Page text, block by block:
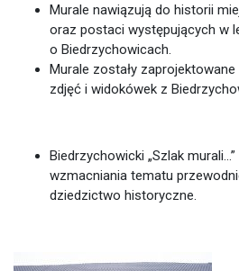
Murale nawiązują do historii
oraz postaci występujących w
o Biedrzychowicach.
Murale zostały
zdjęć i widokówek z
Biedrzychowicki „Szlak
wzmacniania tematu
dziedzictwo historyczne.